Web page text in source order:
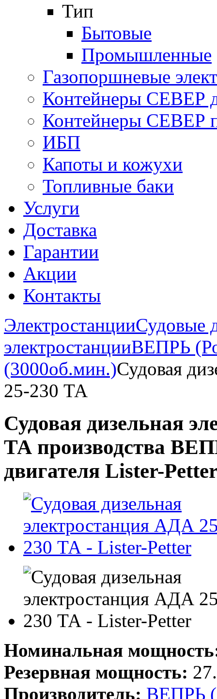
Тип
Бытовые
Промышленные
Газопоршневые
Контейнеры СЕВЕР
Контейнеры СЕВЕР
ИБП
Капоты и кожухи
Топливные баки
Услуги
Доставка
Гарантии
Акции
Контакты
ЭлектростанцииСудовые
электростанцииВЕПРЬ
(3000об.мин.)Судовая
25-230 ТА
Судовая дизельная
ТА производства
двигателя Lister-
Номинальная
Резервная мощность:
Производитель: ВЕПРЬ